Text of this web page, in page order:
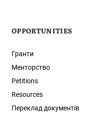
OPPORTUNITIES
Гранти
Менторство
Petitions
Resources
Переклад документів